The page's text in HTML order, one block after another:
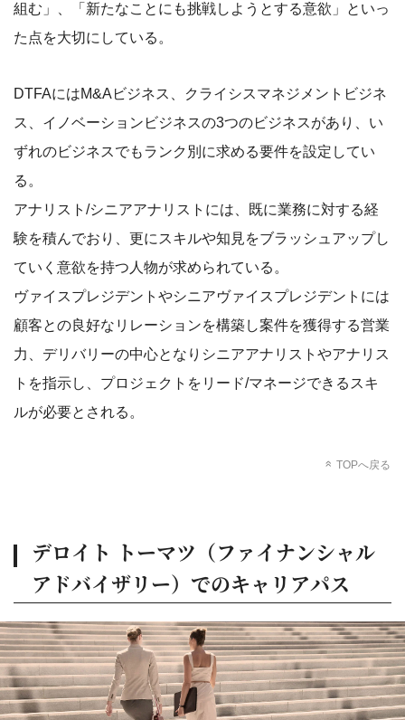
組む」、「新たなことにも挑戦しようとする意欲」といっ
た点を大切にしている。
DTFAにはM&Aビジネス、クライシスマネジメントビジネ
ス、イノベーションビジネスの3つのビジネスがあり、い
ずれのビジネスでもランク別に求める要件を設定してい
る。
アナリスト/シニアアナリストには、既に業務に対する経
験を積んでおり、更にスキルや知見をブラッシュアップし
ていく意欲を持つ人物が求められている。
ヴァイスプレジデントやシニアヴァイスプレジデントには
顧客との良好なリレーションを構築し案件を獲得する営業
力、デリバリーの中心となりシニアアナリストやアナリス
トを指示し、プロジェクトをリード/マネージできるスキ
ルが必要とされる。
TOPへ戻る
デロイト トーマツ（ファイナンシャル
アドバイザリー）でのキャリアパス